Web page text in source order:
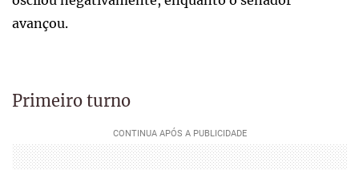
avançou.
Primeiro turno